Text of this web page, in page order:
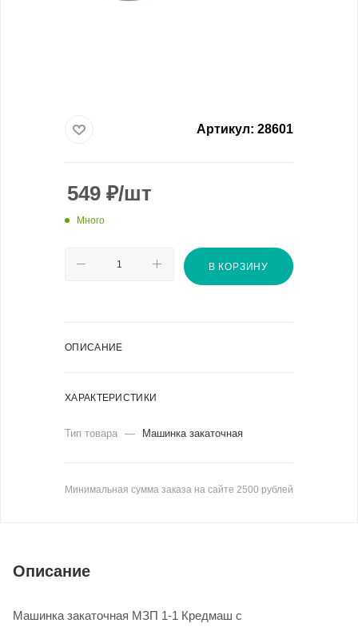
Артикул: 28601
549 ₽/шт
Много
В КОРЗИНУ
ОПИСАНИЕ
ХАРАКТЕРИСТИКИ
Тип товара — Машинка закаточная
Минимальная сумма заказа на сайте 2500 рублей
Описание
Машинка закаточная МЗП 1-1 Кредмаш с